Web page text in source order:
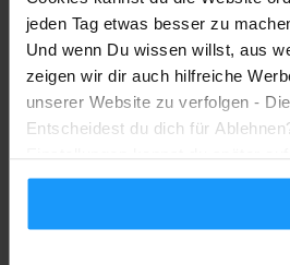
jeden Tag etwas besser zu
Und wenn Du wissen willst, aus
zeigen wir dir auch hilfreiche
unserer Website zu verfolgen -
Entscheidest du dich für
Homematic IP Kamera: Die neue
Smarte Sicherheit Marc - 1.